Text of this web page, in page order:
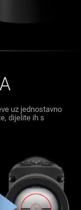
uz jednostavno
dijelite ih s